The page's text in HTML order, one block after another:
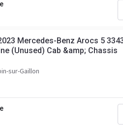
Mercedes-Benz Arocs 5
(Unused) Cab &amp; Chassis
sur-Gaillon